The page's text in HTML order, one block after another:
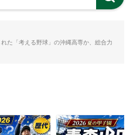
た「考える野球」の沖縄高専か、総合力